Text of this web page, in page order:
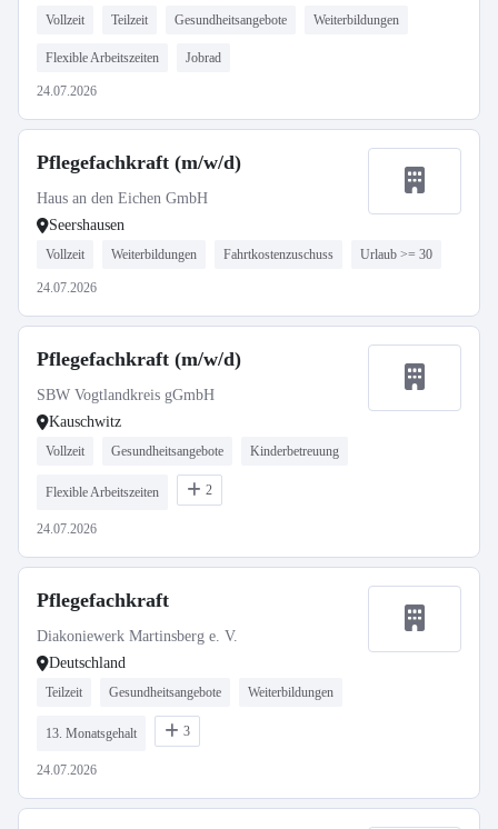
Vollzeit Teilzeit Gesundheitsangebote Weiterbildungen
Flexible Arbeitszeiten Jobrad
24.07.2026
Pflegefachkraft (m/w/d)
Haus an den Eichen GmbH
Seershausen
Vollzeit Weiterbildungen Fahrtkostenzuschuss Urlaub >= 30
24.07.2026
Pflegefachkraft (m/w/d)
SBW Vogtlandkreis gGmbH
Kauschwitz
Vollzeit Gesundheitsangebote Kinderbetreuung
Flexible Arbeitszeiten 2
24.07.2026
Pflegefachkraft
Diakoniewerk Martinsberg e. V.
Deutschland
Teilzeit Gesundheitsangebote Weiterbildungen
13. Monatsgehalt 3
24.07.2026